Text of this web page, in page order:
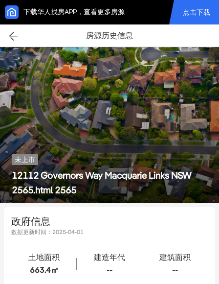
下载华人找房APP，查看更多房源 点击下载
房源历史信息
未上市
12112 Governors Way Macquarie Links NSW
2565.html 2565
政府信息
数据更新时间： 2025-04-01
土地面积
663.4㎡
建造年代
--
建筑面积
--